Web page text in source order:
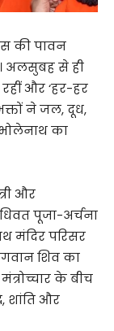
की पावन
अलसुबह से ही
और ‘हर-हर
ने जल, दूध,
का
और
पूजा-अर्चना
मंदिर परिसर
शिव का
के बीच
शांति और